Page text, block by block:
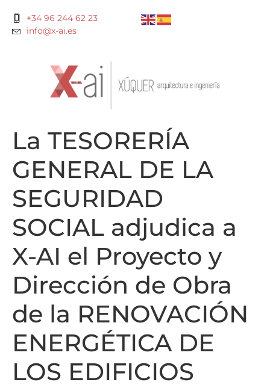
+34 96 244 62 23
info@x-ai.es
La TESORERÍA
GENERAL DE LA
SEGURIDAD
SOCIAL adjudica a
X-AI el Proyecto y
Dirección de Obra
de la RENOVACIÓN
ENERGÉTICA DE
LOS EDIFICIOS